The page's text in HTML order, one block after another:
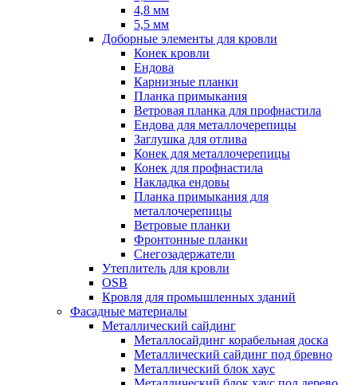
4,8 мм
5,5 мм
Доборные элементы для кровли
Конек кровли
Ендова
Карнизные планки
Планка примыкания
Ветровая планка для профнастила
Ендова для металлочерепицы
Заглушка для отлива
Конек для металлочерепицы
Конек для профнастила
Накладка ендовы
Планка примыкания для
металлочерепицы
Ветровые планки
Фронтонные планки
Снегозадержатели
Утеплитель для кровли
OSB
Кровля для промышленных зданий
Фасадные материалы
Металлический сайдинг
Металлосайдинг корабельная доска
Металлический сайдинг под бревно
Металлический блок хаус